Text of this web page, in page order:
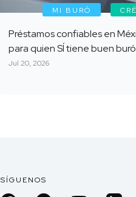
MI BURÓ
Préstamos confiables en
para quien SÍ tiene buen buró
Jul 20, 2026
SÍGUENOS